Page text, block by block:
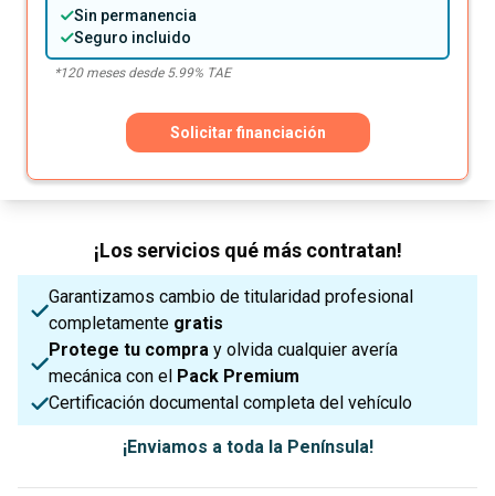
Sin permanencia
Seguro incluido
*120meses desde 5.99% TAE
Solicitar financiación
¡Los servicios qué más contratan!
Garantizamos cambio de titularidad profesional
completamente gratis
Protege tu compra y olvida cualquier avería
mecánica con el Pack Premium
Certificación documental completa del vehículo
¡Enviamos a toda la Península!